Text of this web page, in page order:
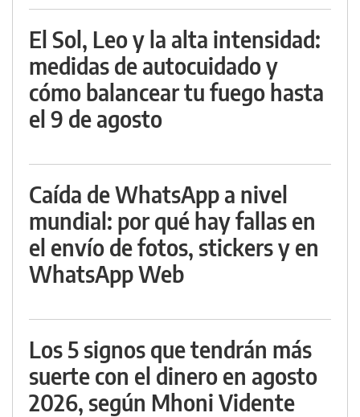
El Sol, Leo y la alta intensidad:
medidas de autocuidado y
cómo balancear tu fuego hasta
el 9 de agosto
Caída de WhatsApp a nivel
mundial: por qué hay fallas en
el envío de fotos, stickers y en
WhatsApp Web
Los 5 signos que tendrán más
suerte con el dinero en agosto
2026, según Mhoni Vidente